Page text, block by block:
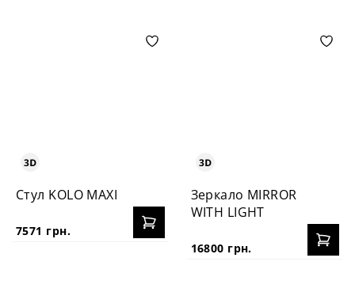
Стул KOLO MAXI
7571 грн.
Зеркало MIRROR
WITH LIGHT
16800 грн.